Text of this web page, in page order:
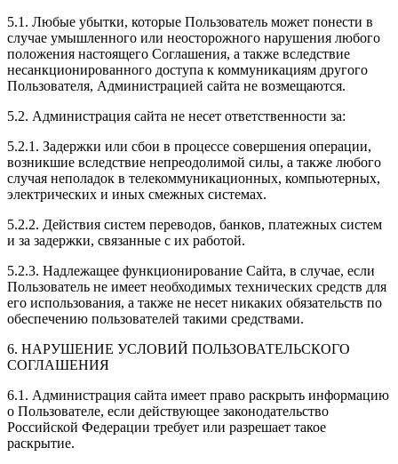
5.1. Любые убытки, которые Пользователь может понести в
случае умышленного или неосторожного нарушения любого
положения настоящего Соглашения, а также вследствие
несанкционированного доступа к коммуникациям другого
Пользователя, Администрацией сайта не возмещаются.
5.2. Администрация сайта не несет ответственности за:
5.2.1. Задержки или сбои в процессе совершения операции,
возникшие вследствие непреодолимой силы, а также любого
случая неполадок в телекоммуникационных, компьютерных,
электрических и иных смежных системах.
5.2.2. Действия систем переводов, банков, платежных систем
и за задержки, связанные с их работой.
5.2.3. Надлежащее функционирование Сайта, в случае, если
Пользователь не имеет необходимых технических средств для
его использования, а также не несет никаких обязательств по
обеспечению пользователей такими средствами.
6. НАРУШЕНИЕ УСЛОВИЙ ПОЛЬЗОВАТЕЛЬСКОГО
СОГЛАШЕНИЯ
6.1. Администрация сайта имеет право раскрыть информацию
о Пользователе, если действующее законодательство
Российской Федерации требует или разрешает такое
раскрытие.